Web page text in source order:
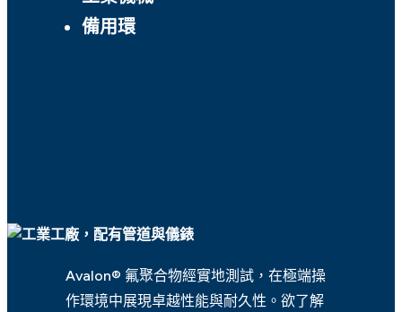
備用環
Avalon® 氟聚合物經實地測試，在極端操
作環境中展現卓越性能與耐久性。欲了解